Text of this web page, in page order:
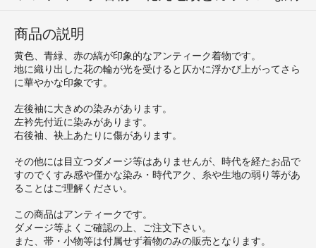
商品の説明
黄色、青緑、赤の縞が印象的なアンティーク着物です。
地に織り出した花の輪が光を受けると仄かに浮かび上がってさら
に華やかな印象です。
左後袖に大きめの染みがあります。
左衿先付近に染みがあります。
右後袖、袂上あたりに傷があります。
その他には目立つダメージ等はありませんが、時代を経たお品で
すのでくすみ感や僅かな染み・時代アク、糸や生地の弱り等があ
ることはご理解ください。
この商品はアンティークです。
ダメージ等よくご確認の上、ご注文下さい。
また、帯・小物等は付属せず着物のみの販売となります。